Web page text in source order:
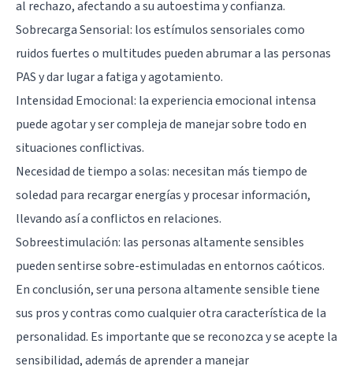
al rechazo, afectando a su autoestima y confianza.
Sobrecarga Sensorial: los estímulos sensoriales como
ruidos fuertes o multitudes pueden abrumar a las personas
PAS y dar lugar a fatiga y agotamiento.
Intensidad Emocional: la experiencia emocional intensa
puede agotar y ser compleja de manejar sobre todo en
situaciones conflictivas.
Necesidad de tiempo a solas: necesitan más tiempo de
soledad para recargar energías y procesar información,
llevando así a conflictos en relaciones.
Sobreestimulación: las personas altamente sensibles
pueden sentirse sobre-estimuladas en entornos caóticos.
En conclusión, ser una persona altamente sensible tiene
sus pros y contras como cualquier otra característica de la
personalidad. Es importante que se reconozca y se acepte la
sensibilidad, además de aprender a manejar